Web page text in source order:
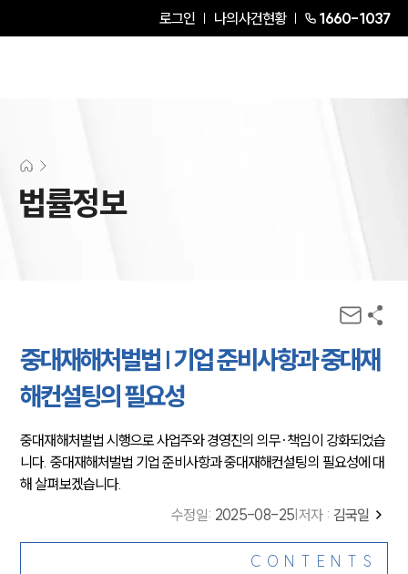
로그인 나의사건현황 1660-1037
법률정보
중대재해처벌법 | 기업 준비사항과 중대재
해컨설팅의 필요성
중대재해처벌법 시행으로 사업주와 경영진의 의무·책임이 강화되었습
니다. 중대재해처벌법 기업 준비사항과 중대재해컨설팅의 필요성에 대
해 살펴보겠습니다.
수정일: 2025-08-25 저자 : 김국일
CONTENTS